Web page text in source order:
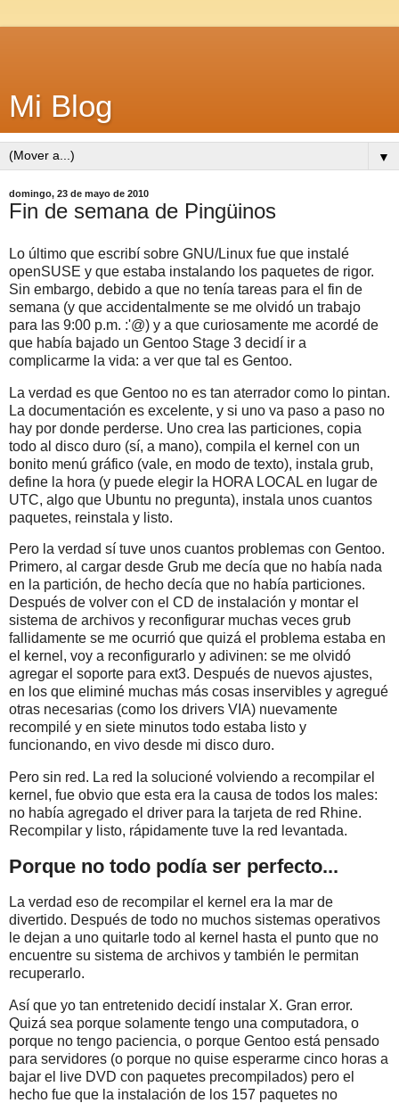
Mi Blog
▼
domingo, 23 de mayo de 2010
Fin de semana de Pingüinos
Lo último que escribí sobre GNU/Linux fue que instalé
openSUSE y que estaba instalando los paquetes de rigor.
Sin embargo, debido a que no tenía tareas para el fin de
semana (y que accidentalmente se me olvidó un trabajo
para las 9:00 p.m. :'@) y a que curiosamente me acordé de
que había bajado un Gentoo Stage 3 decidí ir a
complicarme la vida: a ver que tal es Gentoo.
La verdad es que Gentoo no es tan aterrador como lo pintan.
La documentación es excelente, y si uno va paso a paso no
hay por donde perderse. Uno crea las particiones, copia
todo al disco duro (sí, a mano), compila el kernel con un
bonito menú gráfico (vale, en modo de texto), instala grub,
define la hora (y puede elegir la HORA LOCAL en lugar de
UTC, algo que Ubuntu no pregunta), instala unos cuantos
paquetes, reinstala y listo.
Pero la verdad sí tuve unos cuantos problemas con Gentoo.
Primero, al cargar desde Grub me decía que no había nada
en la partición, de hecho decía que no había particiones.
Después de volver con el CD de instalación y montar el
sistema de archivos y reconfigurar muchas veces grub
fallidamente se me ocurrió que quizá el problema estaba en
el kernel, voy a reconfigurarlo y adivinen: se me olvidó
agregar el soporte para ext3. Después de nuevos ajustes,
en los que eliminé muchas más cosas inservibles y agregué
otras necesarias (como los drivers VIA) nuevamente
recompilé y en siete minutos todo estaba listo y
funcionando, en vivo desde mi disco duro.
Pero sin red. La red la solucioné volviendo a recompilar el
kernel, fue obvio que esta era la causa de todos los males:
no había agregado el driver para la tarjeta de red Rhine.
Recompilar y listo, rápidamente tuve la red levantada.
Porque no todo podía ser perfecto...
La verdad eso de recompilar el kernel era la mar de
divertido. Después de todo no muchos sistemas operativos
le dejan a uno quitarle todo al kernel hasta el punto que no
encuentre su sistema de archivos y también le permitan
recuperarlo.
Así que yo tan entretenido decidí instalar X. Gran error.
Quizá sea porque solamente tengo una computadora, o
porque no tengo paciencia, o porque Gentoo está pensado
para servidores (o porque no quise esperarme cinco horas a
bajar el live DVD con paquetes precompilados) pero el
hecho fue que la instalación de los 157 paquetes no